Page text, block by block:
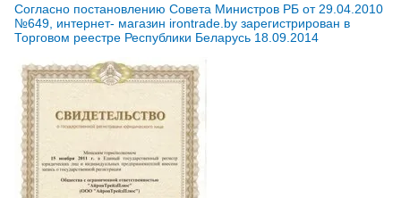
Согласно постановлению Совета Министров РБ от 29.04.2010
№649, интернет- магазин irontrade.by зарегистрирован в
Торговом реестре Республики Беларусь 18.09.2014